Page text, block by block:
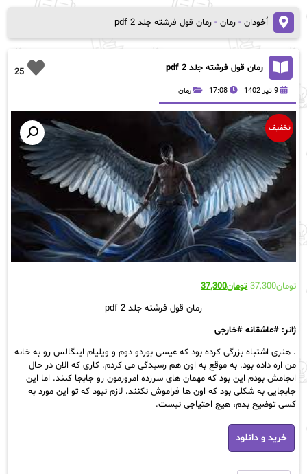
اُخودان- رمان- رمان قول فرشته جلد 2 pdf
25 رمان قول فرشته جلد 2 pdf
9 تیر 1402 17:08 رمان
تخفیف
تومان37,300 قیمت
بود.
تومان37,300قیمت
تومان37,300.
رمان قول فرشته جلد 2 pdf
ژانر: #عاشقانه #خارجی
. هنری اشتباه بزرگی کرده بود که عیسی بوردو دوم و ویلیام اینگالس رو به خانه
من اره داده بود. به موقع به اون هم رسیدگی می کردم. کاری که الان در حال
انجامش بودم این بود که مهمان های سرزده امروزمون رو جابجا کنند. اما این
جابجایی به شکلی بود که اون ها فراموش نکنند. لازم نبود که تو این مورد به
کسی توضیح بدم، هیچ احتیاجی نیست.
رمان
قول
فرشته
خرید و دانلود